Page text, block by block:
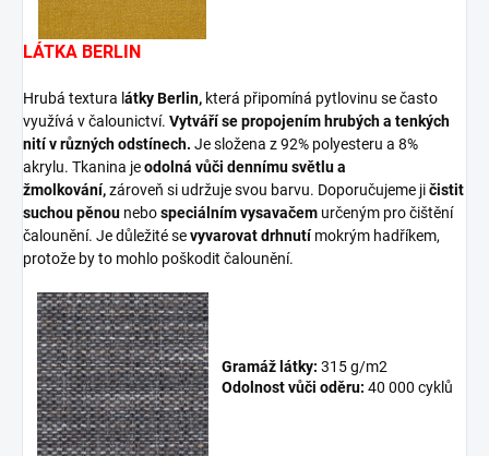
LÁTKA BERLIN
Hrubá textura l átky Berlin, která připomíná pytlovinu se často
využívá v čalounictví. Vytváří se propojením hrubých a tenkých
nití v různých odstínech. Je složena z 92% polyesteru a 8%
akrylu. Tkanina jeodolná vůči dennímu světlu a
žmolkování,zároveň si udržuje svou barvu. Doporučujeme jičistit
suchou pěnou nebospeciálním vysavačem určeným pro čištění
čalounění. Je důležité sevyvarovat drhnutímokrým hadříkem,
protože by to mohlo poškodit čalounění.
Gramáž látky: 315 g/m2
Odolnost vůči oděru: 40 000 cyklů